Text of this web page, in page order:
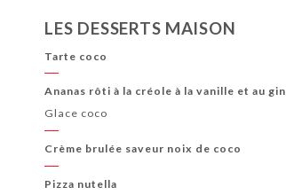
LES DESSERTS MAISON
Tarte coco
Ananas rôti à la créole à la vanille et au
Glace coco
Crème brulée saveur noix de coco
Pizza nutella